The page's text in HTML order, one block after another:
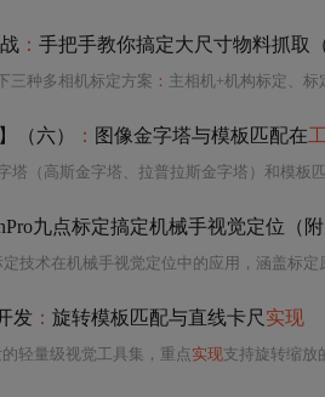
： 手把手教你搞定大尺寸物料抓取
三种多相机标定方案 ： 主相机+机构标定、
（六） ： 图像金字塔与模板匹配在
塔（高斯金字塔、拉普拉斯金字塔）和模板
九点标定搞定机械手视觉定位（
技术在机械手视觉定位中的应用，涵盖标
发 ： 旋转模板匹配与直线卡尺 实现
轻量级视觉工具集，重点实现支持旋转缩放的模板匹配与亚像素级直线